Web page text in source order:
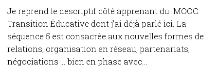
Je reprend le descriptif côté apprenant du MOOC
Transition Éducative dont j’ai déjà parlé ici. La
séquence 5 est consacrée aux nouvelles formes de
relations, organisation en réseau, partenariats,
négociations … bien en phase avec...